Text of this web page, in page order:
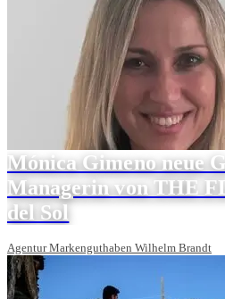
Mónica Gimeno neue
Managerin von THE
del Sol
Agentur Markenguthaben Wilhelm Brandt